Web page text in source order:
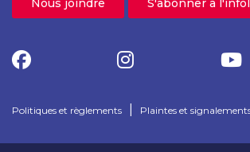
Nous joindre S'abonner à
Politiques et règlements Plaintes et